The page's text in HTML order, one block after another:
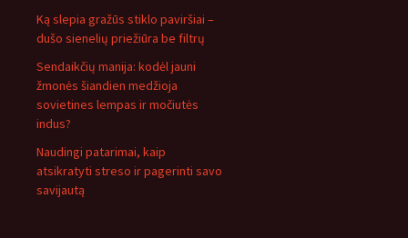
Ką slepia gražūs stiklo paviršiai –
dušo sienelių priežiūra be filtrų
Sendaikčių manija: kodėl jauni
žmonės šiandien medžioja
sovietines lempas ir močiutės
indus?
Naudingi patarimai, kaip
atsikratyti streso ir pagerinti savo
savijautą